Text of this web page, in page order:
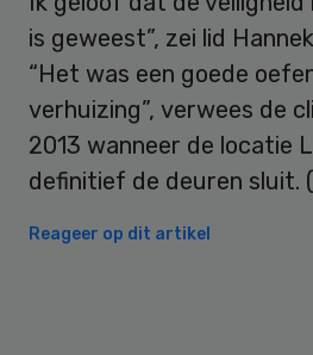
is geweest”, zei lid
“Het was een goede
verhuizing”, verwees de
2013 wanneer de locatie
definitief de deuren sluit.
Reageer op dit artikel